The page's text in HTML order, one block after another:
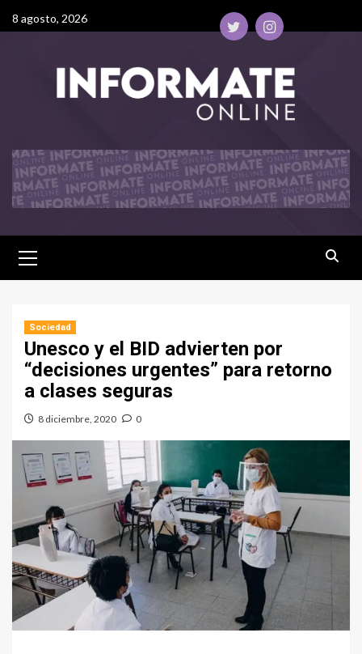
8 agosto, 2026
Sociedad
Unesco y el BID advierten por
“decisiones urgentes” para retorno
a clases seguras
8 diciembre, 2020 0